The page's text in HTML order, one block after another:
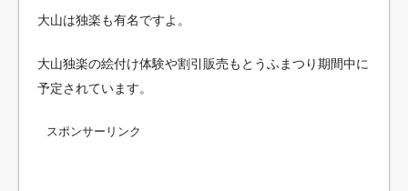
大山は独楽も有名ですよ。
大山独楽の絵付け体験や割引販売もとうふまつり期間中に
予定されています。
スポンサーリンク